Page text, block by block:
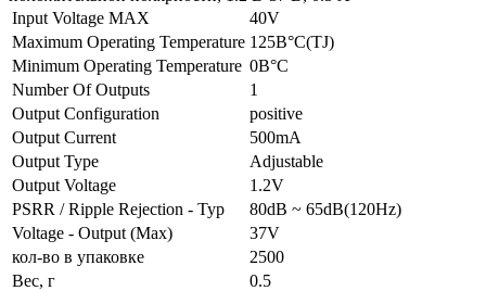
Input Voltage MAX
40V
Maximum Operating Temperature 125В°C(TJ)
Minimum Operating Temperature 0В°C
Number Of Outputs
1
Output Configuration
positive
Output Current
500mA
Output Type
Adjustable
Output Voltage
1.2V
PSRR / Ripple Rejection - Typ
80dB ~ 65dB(120Hz)
Voltage - Output (Max)
37V
кол-во в упаковке
2500
Вес, г
0.5